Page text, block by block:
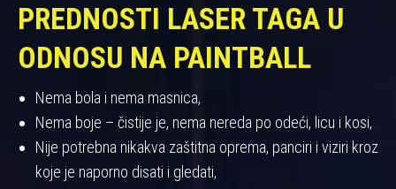
PREDNOSTI LASER TAGA U
ODNOSU NA PAINTBALL
Nema bola i nema masnica,
Nema boje – čistije je, nema nereda po odeći, licu i kosi,
Nije potrebna nikakva zaštitna oprema, panciri i viziri kroz
koje je naporno disati i gledati,